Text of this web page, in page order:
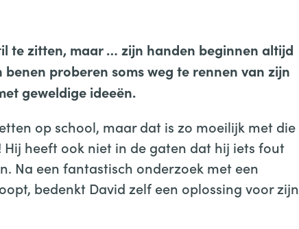
te zitten, maar … zijn handen beginnen altijd
proberen soms weg te rennen van zijn
geweldige ideeën.
op school, maar dat is zo moeilijk met die
heeft ook niet in de gaten dat hij iets fout
Na een fantastisch onderzoek met een
bedenkt David zelf een oplossing voor zijn